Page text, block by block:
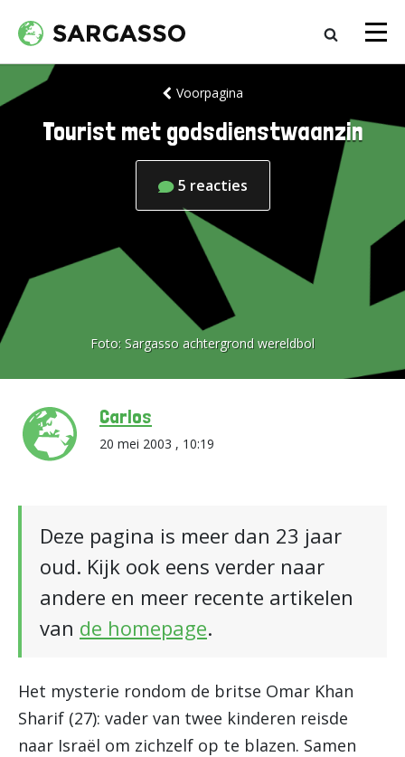
Voorpagina
Tourist met godsdienstwaanzin
5 reacties
Foto: Sargasso achtergrond wereldbol
Carlos
20 mei 2003 , 10:19
Deze pagina is meer dan 23 jaar
oud. Kijk ook eens verder naar
andere en meer recente artikelen
van de homepage.
Het mysterie rondom de britse Omar Khan
Sharif (27): vader van twee kinderen reisde
naar Israël om zichzelf op te blazen. Samen